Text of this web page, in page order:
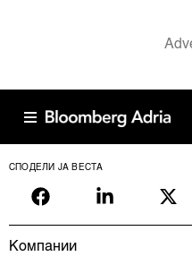
СПОДЕЛИ ЈА ВЕСТА
Компании